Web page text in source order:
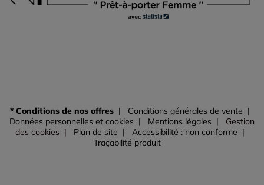
* Conditions de nos offres
Conditions générales de vente
Données personnelles et cookies
Mentions légales
Gestion
des cookies
Plan de site
Accessibilité : non conforme
Traçabilité produit